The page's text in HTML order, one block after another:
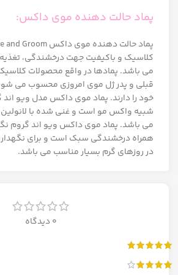
پماد حالت دهنده موی داکس:
کلاسیک و باکیفیت جهت درخشندگی،
می باشد. پمادها در واقع محصولات
قبلی و پدر ژل موی امروزی محسوب می
خود را دارند. پماد موی داکس مدل ویو اند
شبیه واکس مو است و غنی شده با
می باشد. پماد موی داکس ویو اند گروم
همراه درخشندگی سبک است و برای
در روزهای گرم بسیار مناسب می باشد.
0 دیدگاه